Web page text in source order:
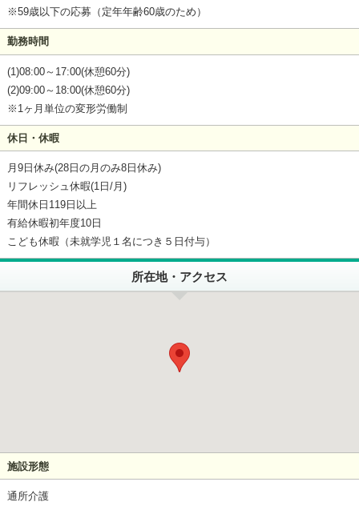
※59歳以下の応募（定年年齢60歳のため）
勤務時間
(1)08:00～17:00(休憩60分)
(2)09:00～18:00(休憩60分)
※1ヶ月単位の変形労働制
休日・休暇
月9日休み(28日の月のみ8日休み)
リフレッシュ休暇(1日/月)
年間休日119日以上
有給休暇初年度10日
こども休暇（未就学児１名につき５日付与）
所在地・アクセス
施設形態
通所介護